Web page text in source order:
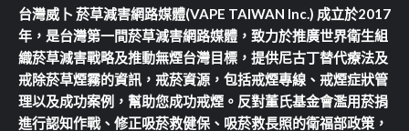
台灣威卜 菸草減害網路媒體(VAPE TAIWAN Inc.) 成立於2017
年，是台灣第一間菸草減害網路媒體，致力於推廣世界衛生組
織菸草減害戰略及推動無煙台灣目標，提供尼古丁替代療法及
戒除菸草煙霧的資訊，戒菸資源，包括戒煙專線、戒煙症狀管
理以及成功案例，幫助您成功戒煙。反對董氏基金會濫用菸捐
進行認知作戰、修正吸菸救健保、吸菸救長照的衛福部政策，